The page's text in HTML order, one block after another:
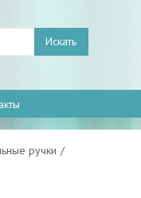
Искать
ручки /